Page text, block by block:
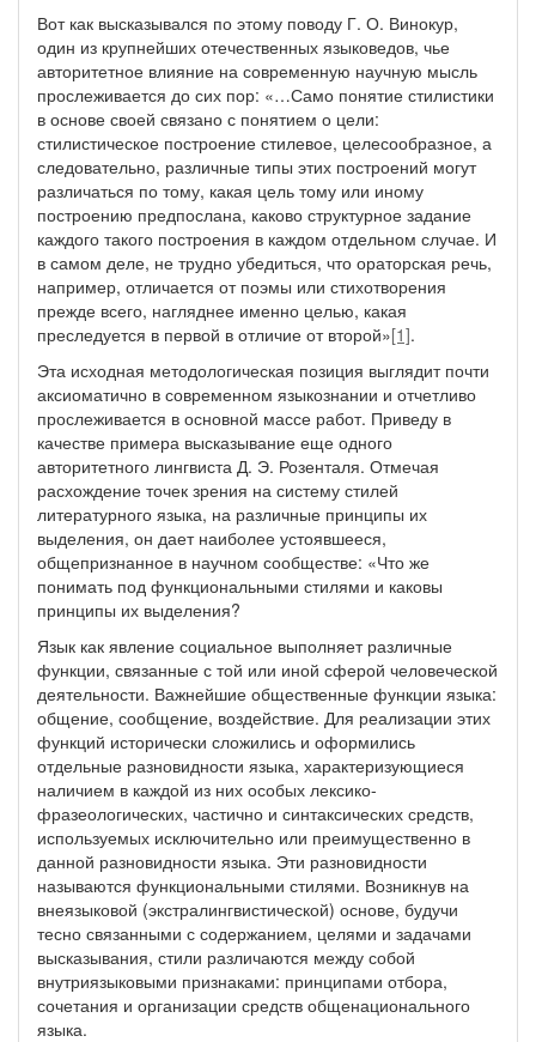
Вот как высказывался по этому поводу Г. О. Винокур,
один из крупнейших отечественных языковедов, чье
авторитетное влияние на современную научную мысль
прослеживается до сих пор: «…Само понятие стилистики
в основе своей связано с понятием о цели:
стилистическое построение стилевое, целесообразное, а
следовательно, различные типы этих построений могут
различаться по тому, какая цель тому или иному
построению предпослана, каково структурное задание
каждого такого построения в каждом отдельном случае. И
в самом деле, не трудно убедиться, что ораторская речь,
например, отличается от поэмы или стихотворения
прежде всего, нагляднее именно целью, какая
преследуется в первой в отличие от второй»[1].
Эта исходная методологическая позиция выглядит почти
аксиоматично в современном языкознании и отчетливо
прослеживается в основной массе работ. Приведу в
качестве примера высказывание еще одного
авторитетного лингвиста Д. Э. Розенталя. Отмечая
расхождение точек зрения на систему стилей
литературного языка, на различные принципы их
выделения, он дает наиболее устоявшееся,
общепризнанное в научном сообществе: «Что же
понимать под функциональными стилями и каковы
принципы их выделения?
Язык как явление социальное выполняет различные
функции, связанные с той или иной сферой человеческой
деятельности. Важнейшие общественные функции языка:
общение, сообщение, воздействие. Для реализации этих
функций исторически сложились и оформились
отдельные разновидности языка, характеризующиеся
наличием в каждой из них особых лексико-
фразеологических, частично и синтаксических средств,
используемых исключительно или преимущественно в
данной разновидности языка. Эти разновидности
называются функциональными стилями. Возникнув на
внеязыковой (экстралингвистической) основе, будучи
тесно связанными с содержанием, целями и задачами
высказывания, стили различаются между собой
внутриязыковыми признаками: принципами отбора,
сочетания и организации средств общенационального
языка.